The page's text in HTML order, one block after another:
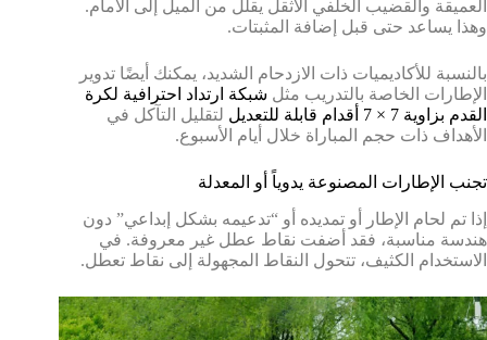
العميقة والقضيب الخلفي الأثقل يقلل من الميل إلى الأمام.
وهذا يساعد حتى قبل إضافة المثبتات.
بالنسبة للأكاديميات ذات الازدحام الشديد، يمكنك أيضًا تدوير
الإطارات الخاصة بالتدريب مثل شبكة ارتداد احترافية لكرة
القدم بزاوية 7 × 7 أقدام قابلة للتعديل
لتقليل التآكل في
الأهداف ذات حجم المباراة خلال أيام الأسبوع.
تجنب الإطارات المصنوعة يدوياً أو المعدلة
إذا تم لحام الإطار أو تمديده أو “تدعيمه بشكل إبداعي” دون
هندسة مناسبة، فقد أضفت نقاط عطل غير معروفة. في
الاستخدام الكثيف، تتحول النقاط المجهولة إلى نقاط تعطل.